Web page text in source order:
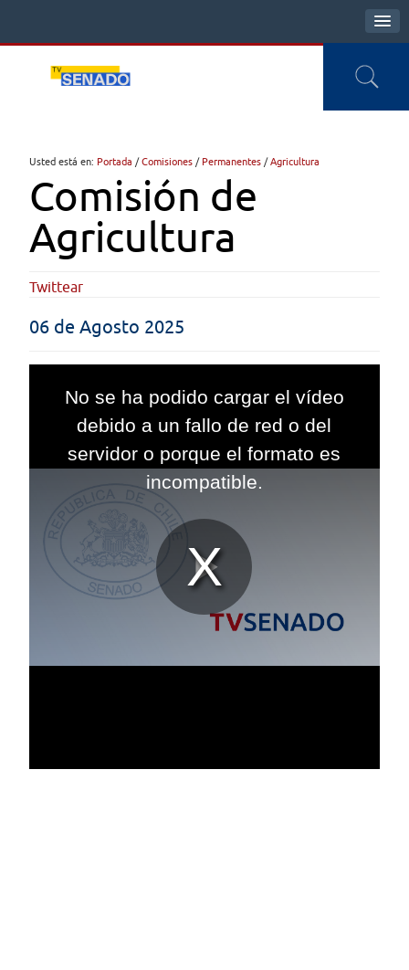
Usted está en: Portada /Comisiones / Permanentes /Agricultura
Comisión de
Agricultura
Twittear
06 de Agosto 2025
window.
No se ha podido cargar el vídeo
debido a un fallo de red o del
servidor o porque el formato es
incompatible.